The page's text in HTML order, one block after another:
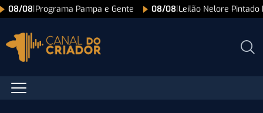
08/08|Programa Pampa e Gente 08/08|Leilão Nelore Pintado